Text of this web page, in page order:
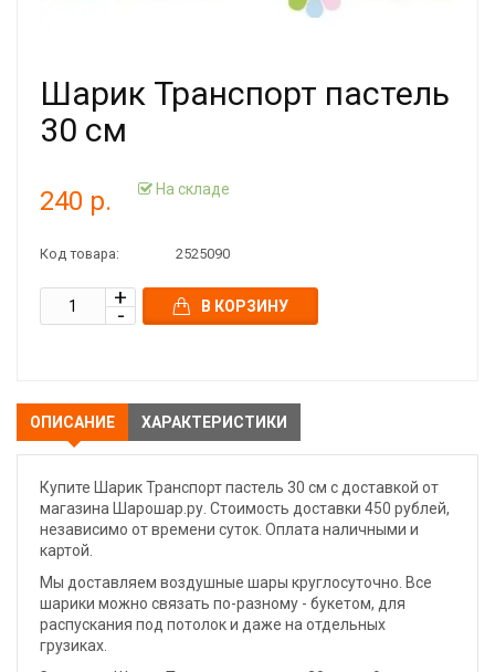
Шарик Транспорт пастель
30 см
240 р. На складе
Код товара: 2525090
В КОРЗИНУ
ОПИСАНИЕ ХАРАКТЕРИСТИКИ
Купите Шарик Транспорт пастель 30 см с доставкой от
магазина Шарошар.ру. Стоимость доставки 450 рублей,
независимо от времени суток. Оплата наличными и
картой.
Мы доставляем воздушные шары круглосуточно. Все
шарики можно связать по-разному - букетом, для
распускания под потолок и даже на отдельных
грузиках.